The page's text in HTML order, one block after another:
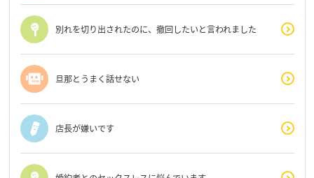
別れを切り出されたのに、撤回したいと言われました
旦那とうまく話せない
店長が嫌いです